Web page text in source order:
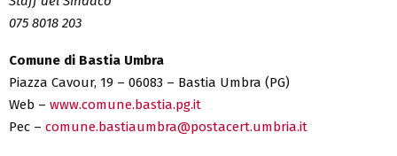
075 8018 203
Comune di Bastia Umbra
Piazza Cavour, 19 – 06083 – Bastia Umbra (PG)
Web – www.comune.bastia.pg.it
Pec – comune.bastiaumbra@postacert.umbria.it